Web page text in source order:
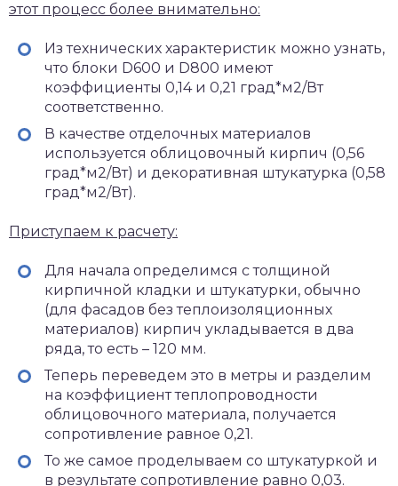
этот процесс более внимательно:
Из технических характеристик можно узнать,
что блоки D600 и D800 имеют
коэффициенты 0,14 и 0,21 град*м2/Вт
соответственно.
В качестве отделочных материалов
используется облицовочный кирпич (0,56
град*м2/Вт) и декоративная штукатурка (0,58
град*м2/Вт).
Приступаем к расчету:
Для начала определимся с толщиной
кирпичной кладки и штукатурки, обычно
(для фасадов без теплоизоляционных
материалов) кирпич укладывается в два
ряда, то есть – 120 мм.
Теперь переведем это в метры и разделим
на коэффициент теплопроводности
облицовочного материала, получается
сопротивление равное 0,21.
То же самое проделываем со штукатуркой и
в результате сопротивление равно 0,03.